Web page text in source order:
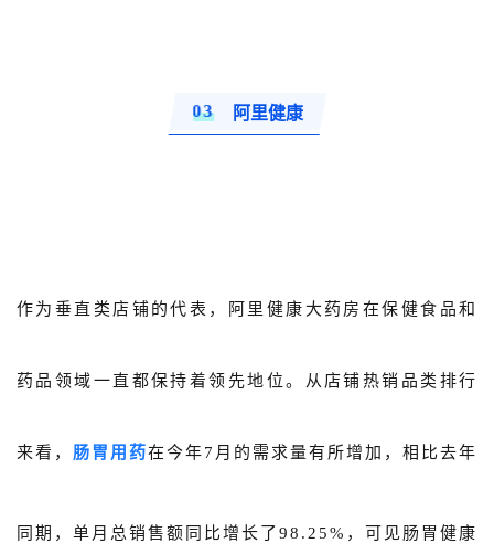
03 阿里健康
作为垂直类店铺的代表，阿里健康大药房在保健食品和
药品领域一直都保持着领先地位。从店铺热销品类排行
来看， 肠胃用药在今年7月的需求量有所增加，相比去年
同期，单月总销售额同比增长了98.25%，可见肠胃健康